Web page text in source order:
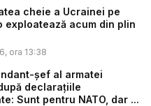
cheie a Ucrainei pe
exploatează acum din plin
ora 13:38
șef al armatei
declarațiile
Sunt pentru NATO, dar ...